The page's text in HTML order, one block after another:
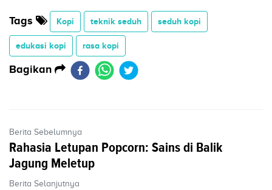
Tags Kopi teknik seduh seduh kopi
edukasi kopi rasa kopi
Bagikan
Berita Sebelumnya
Rahasia Letupan Popcorn: Sains di Balik
Jagung Meletup
Berita Selanjutnya